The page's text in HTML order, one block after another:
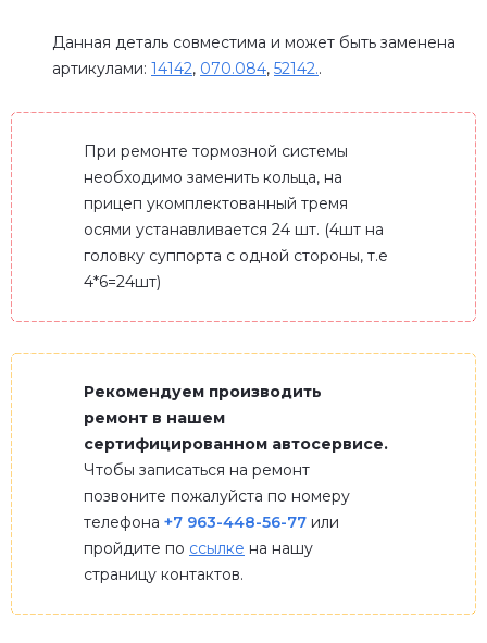
Данная деталь совместима и может быть заменена
артикулами: 14142, 070.084, 52142..
При ремонте тормозной системы
необходимо заменить кольца, на
прицеп укомплектованный тремя
осями устанавливается 24 шт. (4шт на
головку суппорта с одной стороны, т.е
4*6=24шт)
Рекомендуем производить
ремонт в нашем
сертифицированном автосервисе.
Чтобы записаться на ремонт
позвоните пожалуйста по номеру
телефона +7 963-448-56-77 или
пройдите по ссылке на нашу
страницу контактов.